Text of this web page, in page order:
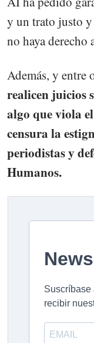
y un trato justo y
no haya derecho
Además, y entre
realicen juicios
algo que viola
censura la
periodistas y
Humanos.